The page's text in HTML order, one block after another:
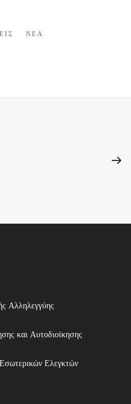
ΝΈΑ
Αλληλεγγύης
και Αυτοδιοίκησης
Ελεγκτών